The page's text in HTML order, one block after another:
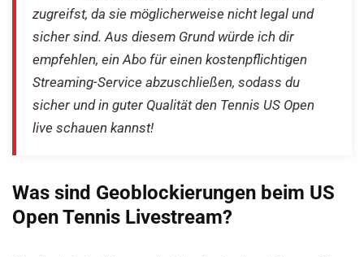
zugreifst, da sie möglicherweise nicht legal und
sicher sind. Aus diesem Grund würde ich dir
empfehlen, ein Abo für einen kostenpflichtigen
Streaming-Service abzuschließen, sodass du
sicher und in guter Qualität den Tennis US Open
live schauen kannst!
Was sind Geoblockierungen beim US
Open Tennis Livestream?